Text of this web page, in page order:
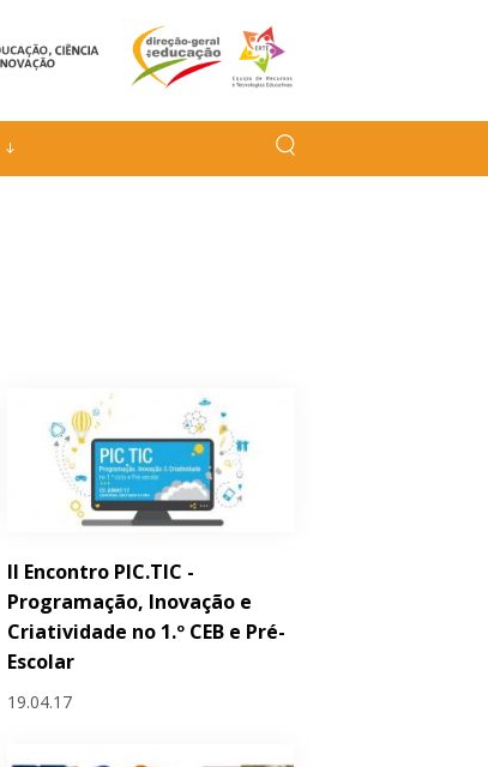
II Encontro PIC.TIC -
Programação, Inovação e
Criatividade no 1.º CEB e Pré-
Escolar
19.04.17